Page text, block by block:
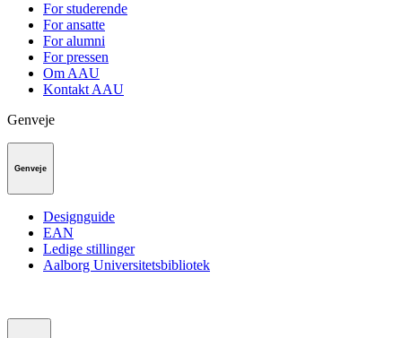
For studerende
For ansatte
For alumni
For pressen
Om AAU
Kontakt AAU
Genveje
Genveje
Designguide
EAN
Ledige stillinger
Aalborg Universitetsbibliotek